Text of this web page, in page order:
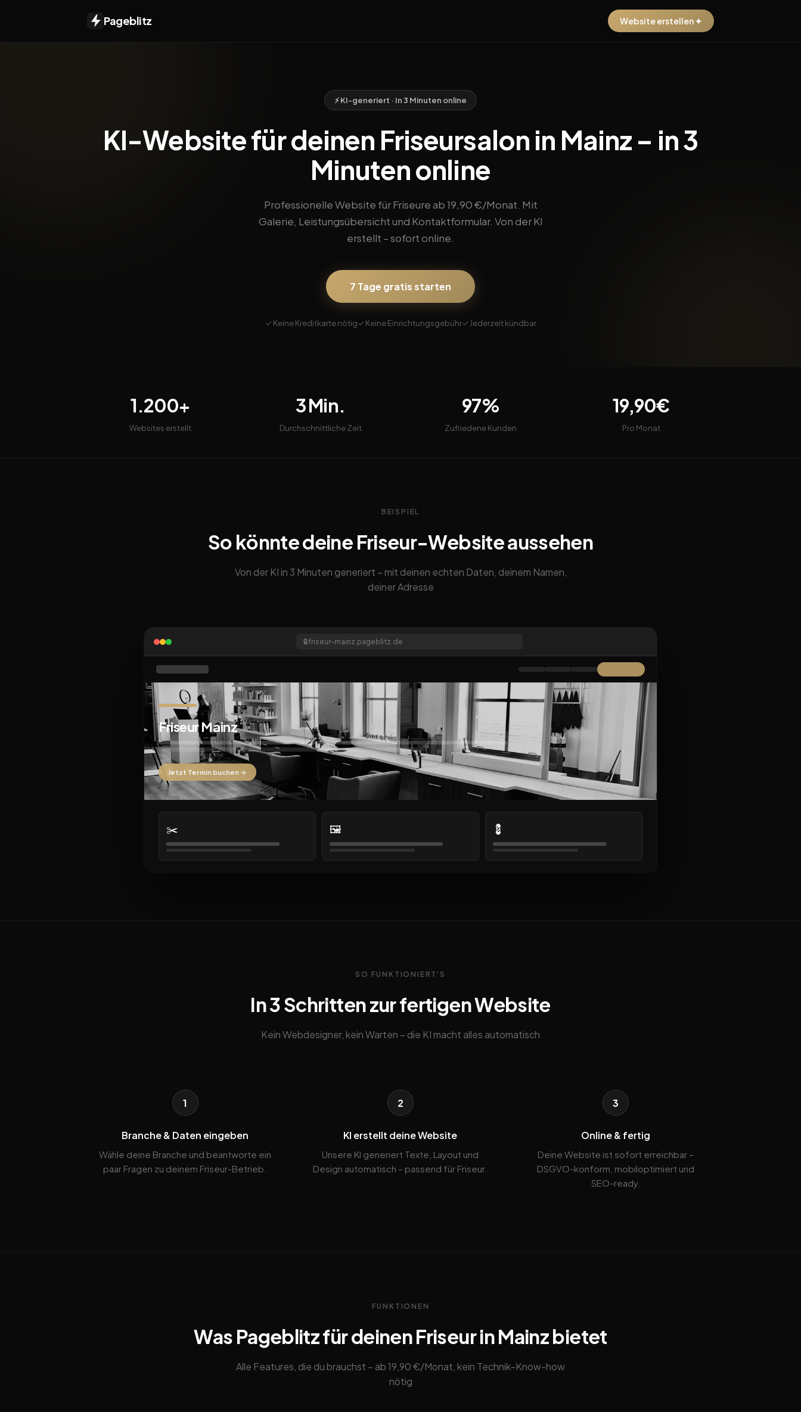
Pageblitz Website erstellen ✦
⚡ KI-generiert · In 3 Minuten online
KI-Website für deinen Friseursalon in Mainz – in 3
Minuten online
Professionelle Website für Friseure ab 19,90 €/Monat. Mit
Galerie, Leistungsübersicht und Kontaktformular. Von der KI
erstellt – sofort online.
7 Tage gratis starten
✓ Keine Kreditkarte nötig✓ Keine Einrichtungsgebühr✓ Jederzeit kündbar
1.200+
Websites erstellt
3 Min.
Durchschnittliche Zeit
97%
Zufriedene Kunden
19,90€
Pro Monat
BEISPIEL
So könnte deine Friseur-Website aussehen
Von der KI in 3 Minuten generiert – mit deinen echten Daten, deinem Namen,
deiner Adresse
🔒friseur-mainz.pageblitz.de
Friseur Mainz
Jetzt Termin buchen →
✂️ 🖼️ 💈
SO FUNKTIONIERT'S
In 3 Schritten zur fertigen Website
Kein Webdesigner, kein Warten – die KI macht alles automatisch
1
Branche & Daten eingeben
Wähle deine Branche und beantworte ein
paar Fragen zu deinem Friseur-Betrieb.
2
KI erstellt deine Website
Unsere KI generiert Texte, Layout und
Design automatisch – passend für Friseur.
3
Online & fertig
Deine Website ist sofort erreichbar –
DSGVO-konform, mobiloptimiert und
SEO-ready.
FUNKTIONEN
Was Pageblitz für deinen Friseur in Mainz bietet
Alle Features, die du brauchst – ab 19,90 €/Monat, kein Technik-Know-how
nötig